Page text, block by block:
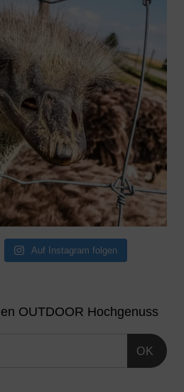
Auf Instagram folgen
OUTDOOR Hochgenuss
OK